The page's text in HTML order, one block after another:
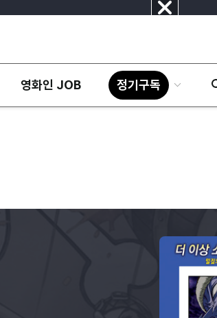
닫
영화인 JOB 정기구독